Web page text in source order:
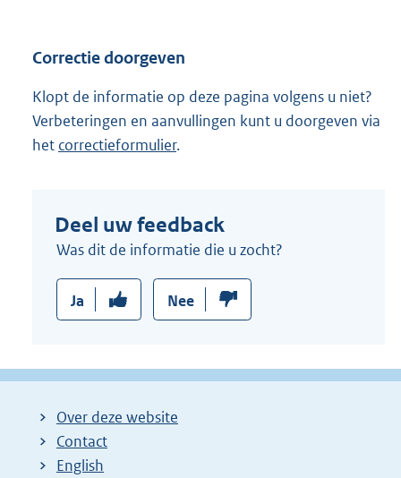
Correctie doorgeven
Klopt de informatie op deze pagina volgens u niet?
Verbeteringen en aanvullingen kunt u doorgeven via
het correctieformulier.
Deel uw feedback
Was dit de informatie die u zocht?
Ja Nee
Over deze website
Contact
English